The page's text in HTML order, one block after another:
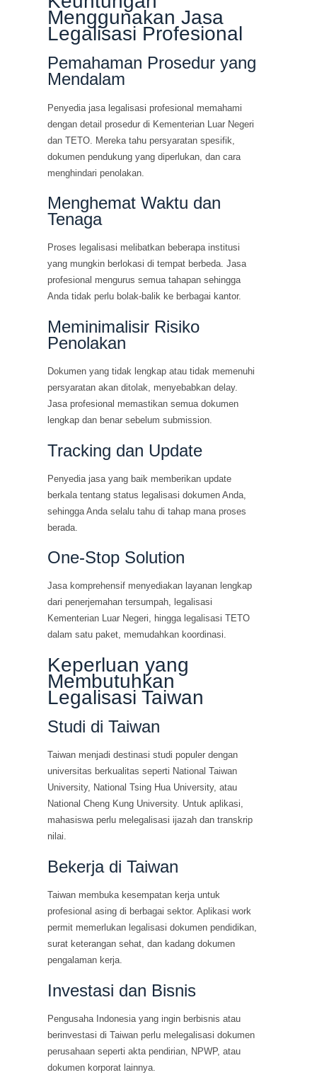
Menggunakan Jasa
Legalisasi Profesional
Pemahaman Prosedur yang
Mendalam
Penyedia jasa legalisasi profesional memahami
dengan detail prosedur di Kementerian Luar Negeri
dan TETO. Mereka tahu persyaratan spesifik,
dokumen pendukung yang diperlukan, dan cara
menghindari penolakan.
Menghemat Waktu dan
Tenaga
Proses legalisasi melibatkan beberapa institusi
yang mungkin berlokasi di tempat berbeda. Jasa
profesional mengurus semua tahapan sehingga
Anda tidak perlu bolak-balik ke berbagai kantor.
Meminimalisir Risiko
Penolakan
Dokumen yang tidak lengkap atau tidak memenuhi
persyaratan akan ditolak, menyebabkan delay.
Jasa profesional memastikan semua dokumen
lengkap dan benar sebelum submission.
Tracking dan Update
Penyedia jasa yang baik memberikan update
berkala tentang status legalisasi dokumen Anda,
sehingga Anda selalu tahu di tahap mana proses
berada.
One-Stop Solution
Jasa komprehensif menyediakan layanan lengkap
dari penerjemahan tersumpah, legalisasi
Kementerian Luar Negeri, hingga legalisasi TETO
dalam satu paket, memudahkan koordinasi.
Keperluan yang
Membutuhkan
Legalisasi Taiwan
Studi di Taiwan
Taiwan menjadi destinasi studi populer dengan
universitas berkualitas seperti National Taiwan
University, National Tsing Hua University, atau
National Cheng Kung University. Untuk aplikasi,
mahasiswa perlu melegalisasi ijazah dan transkrip
nilai.
Bekerja di Taiwan
Taiwan membuka kesempatan kerja untuk
profesional asing di berbagai sektor. Aplikasi work
permit memerlukan legalisasi dokumen pendidikan,
surat keterangan sehat, dan kadang dokumen
pengalaman kerja.
Investasi dan Bisnis
Pengusaha Indonesia yang ingin berbisnis atau
berinvestasi di Taiwan perlu melegalisasi dokumen
perusahaan seperti akta pendirian, NPWP, atau
dokumen korporat lainnya.